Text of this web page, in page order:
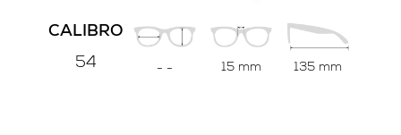
CALIBRO
54 - - 15 mm 135 mm